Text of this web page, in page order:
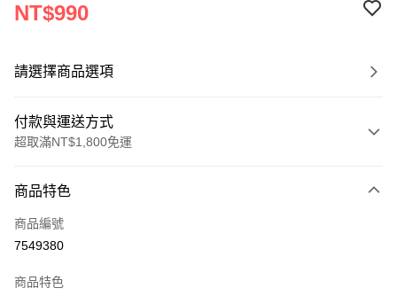
NT$990
請選擇商品選項
付款與運送方式
超取滿NT$1,800免運
信用卡一次付款
超商取貨付款
商品特色
商品編號
7549380
商品特色